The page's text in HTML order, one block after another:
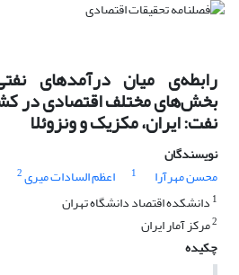
رابطه‌ی میان درآمدهای
بخش‌های مختلف اقتصادی در
نفت: ایران، مکزیک و ونزوئلا
نویسندگان
محسن مهرآرا
1 اعظم السادات میری2
1 دانشکده اقتصاد دانشگاه تهران
2مرکز آمار ایران
چکیده